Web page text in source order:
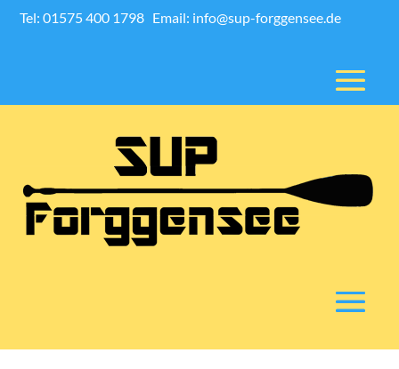
Tel: 01575 400 1798 Email: info@sup-forggensee.de